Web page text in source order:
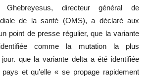
Ghebreyesus, directeur général de
de la santé (OMS), a déclaré aux
point de presse régulier, que la variante
comme la mutation la plus
que la variante delta a été identifiée
et qu’elle « se propage rapidement